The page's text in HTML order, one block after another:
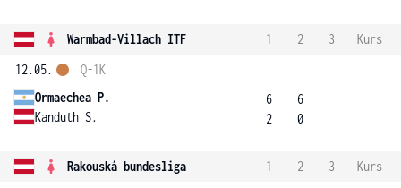
Warmbad-Villach ITF 1 2 3
Kurs
12.05.
Ormaechea P.
Kanduth S.
Q-1K
6
2
6
0
Rakouská bundesliga 1 2 3
Kurs